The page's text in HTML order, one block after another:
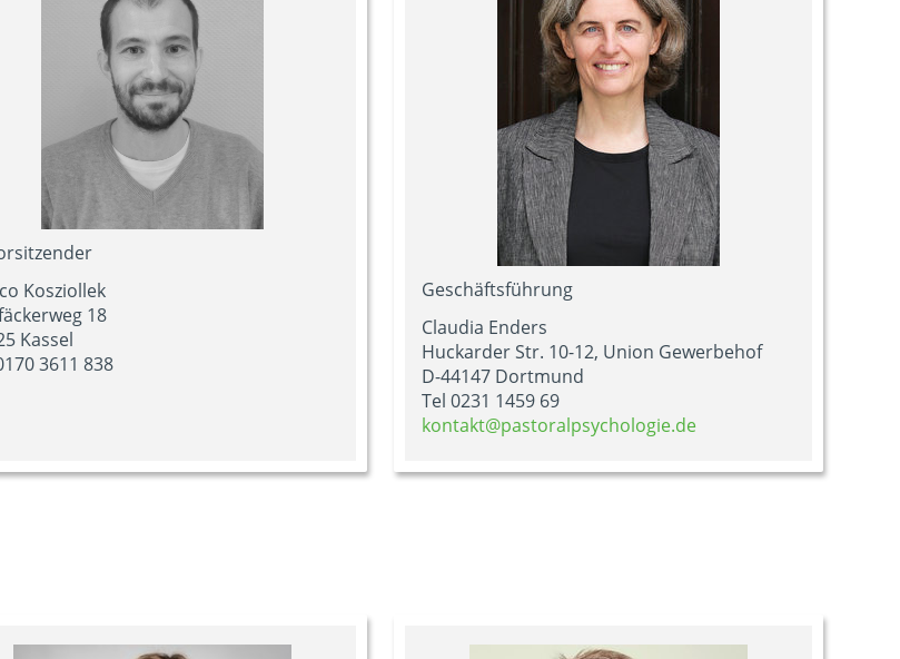
Kosziollek
18
Kassel
3611 838
Geschäftsführung
Claudia Enders
Huckarder Str. 10-12, Union Gewerbehof
D-44147 Dortmund
Tel 0231 1459 69
kontakt@pastoralpsychologie.de